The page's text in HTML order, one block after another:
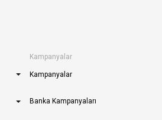
Kampanyalar
Kampanyalar
Banka Kampanyaları